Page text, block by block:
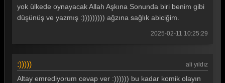
Teşkilat 34. Bölüm
Teşkilat 33. Bölüm
Teşkilat 30. Bölüm
yok ülkede oynayacak Allah Aşkına Sonunda biri benim gibi
düşünüş ve yazmış :))))))))) ağzına sağlık abiciğim.
2025-02-11 10:25:29
:))))) ali yıldız
Altay emrediyorum cevap ver :)))))) bu kadar komik olayın